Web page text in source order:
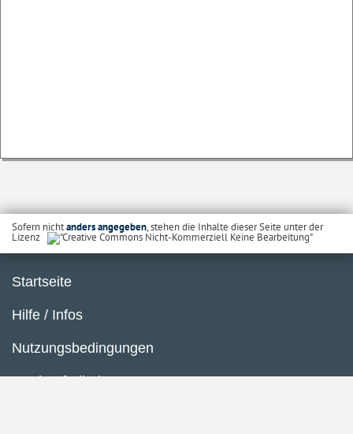
Sofern nichtanders angegeben, stehen die Inhalte dieser Seite unter der
Lizenz
Startseite
Hilfe / Infos
Nutzungsbedingungen
Barrierefreiheit